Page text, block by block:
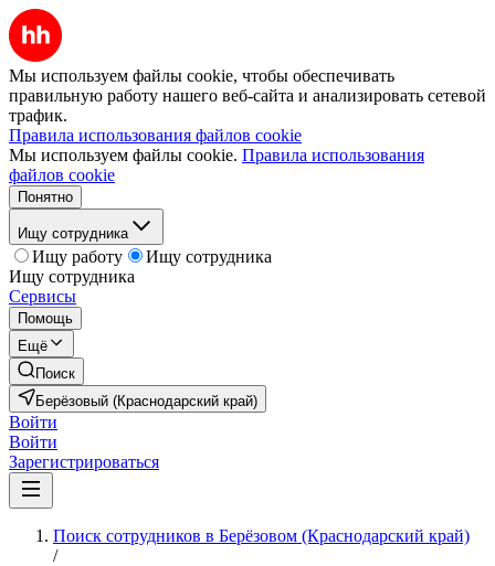
Мы используем файлы cookie, чтобы обеспечивать
правильную работу нашего веб-сайта и анализировать сетевой
трафик.
Правила использования файлов cookie
Мы используем файлы cookie. Правила использования
файлов cookie
Понятно
Ищу сотрудника
Ищу работу
Ищу сотрудника
Ищу сотрудника
Сервисы
Помощь
Ещё
Поиск
Берёзовый (Краснодарский край)
Войти
Войти
Зарегистрироваться
Поиск сотрудников в Берёзовом (Краснодарский край)
/